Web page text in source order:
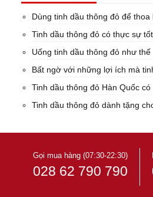
Dùng tinh dầu thông đỏ để
Tinh dầu thông đỏ có thực sự
Uống tinh dầu thông đỏ như
Bất ngờ với những lợi ích mà
Tinh dầu thông đỏ Hàn Quốc
Tinh dầu thông đỏ dành tặng
Gọi mua hàng (07:30-22:30)
028 62 790 790